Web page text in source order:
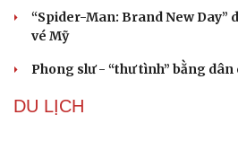
năm để sản xuất tên lửa
Mỹ gấp rút tăng sản xuất vũ khí
Kho đạn dược và tên lửa chủ lực
Tham vọng robot hóa quân đội,